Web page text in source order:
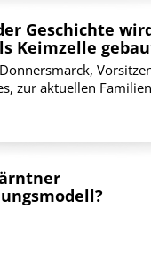
Geschichte
Keimzelle
zur aktuellen